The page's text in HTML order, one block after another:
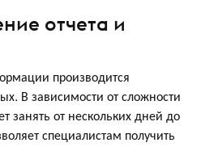
отчета и
производится
В зависимости от сложности
занять от нескольких дней до
специалистам получить